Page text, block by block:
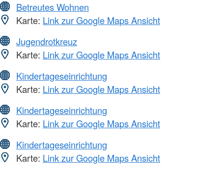
Betreutes Wohnen
Karte: Link zur Google Maps Ansicht
Jugendrotkreuz
Karte: Link zur Google Maps Ansicht
Kindertageseinrichtung
Karte: Link zur Google Maps Ansicht
Kindertageseinrichtung
Karte: Link zur Google Maps Ansicht
Kindertageseinrichtung
Karte: Link zur Google Maps Ansicht